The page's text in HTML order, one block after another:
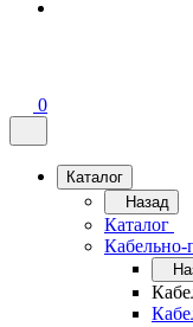
0
Каталог
Назад
Каталог
Кабельно-